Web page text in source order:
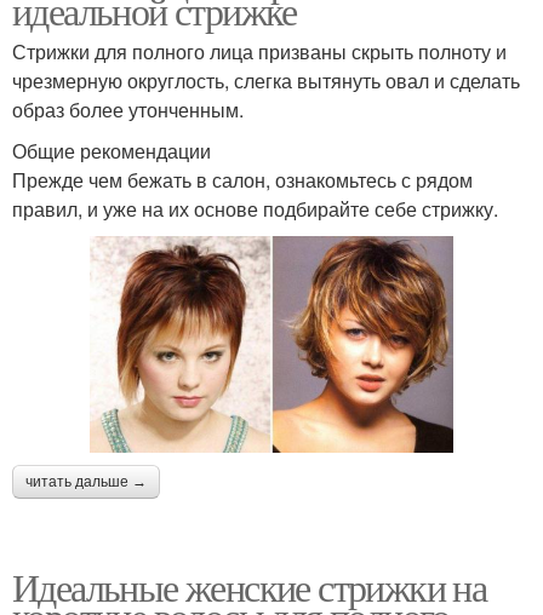
Стрижки для полного лица призваны скрыть полноту и
чрезмерную округлость, слегка вытянуть овал и сделать
образ более утонченным.
Общие рекомендации
Прежде чем бежать в салон, ознакомьтесь с рядом
правил, и уже на их основе подбирайте себе стрижку.
читать дальше →
Идеальные женские стрижки на